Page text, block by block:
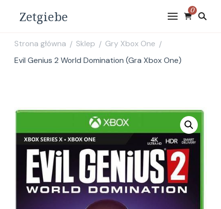
Zetgiebe 0
Strona główna / Sklep / Gry Xbox One /
Evil Genius 2 World Domination (Gra Xbox One)